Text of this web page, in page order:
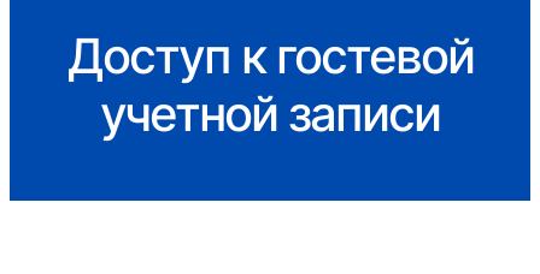
FR
Доступ к гостевой
учетной записи